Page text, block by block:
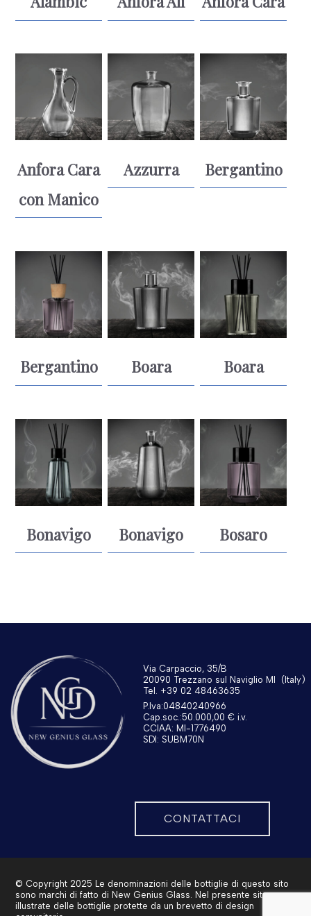
Anfora Cara
con Manico
Azzurra Bergantino
Bergantino Boara Boara
Bonavigo Bonavigo Bosaro
Via Carpaccio, 35/B
20090 Trezzano sul Naviglio MI
(Italy)
Tel. +39 02 48463635
P.Iva:04840240966
Cap.soc.:50.000,00 € i.v.
CCIAA: MI-1776490
SDI: SUBM70N
CONTATTACI
© Copyright 2025 Le denominazioni delle bottiglie di questo sito
sono marchi di fatto di New Genius Glass. Nel presente sito sono
illustrate delle bottiglie protette da un brevetto di design